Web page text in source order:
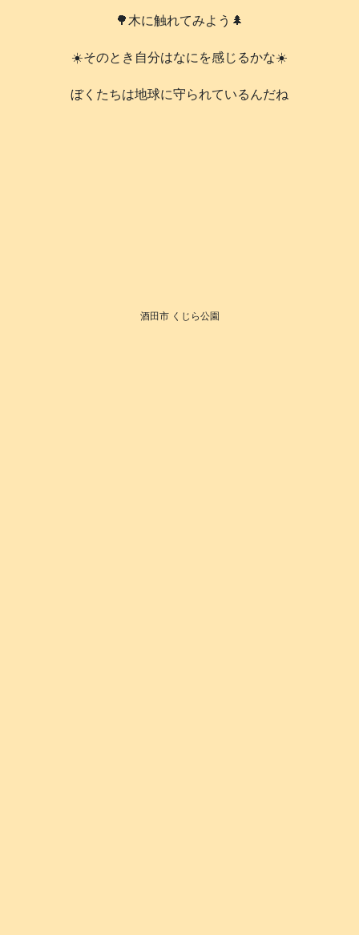
🌳木に触れてみよう🌲
☀️そのとき自分はなにを感じるかな☀️
️ぼくたちは地球に守られているんだね
酒田市 くじら公園